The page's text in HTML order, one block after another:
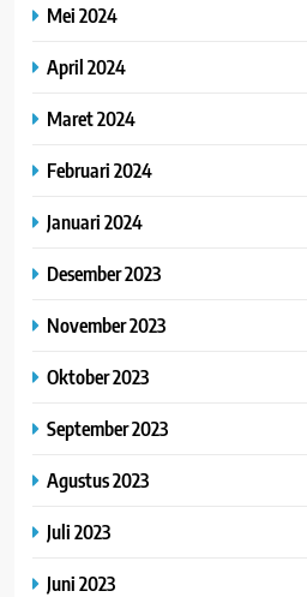
Mei 2024
April 2024
Maret 2024
Februari 2024
Januari 2024
Desember 2023
November 2023
Oktober 2023
September 2023
Agustus 2023
Juli 2023
Juni 2023